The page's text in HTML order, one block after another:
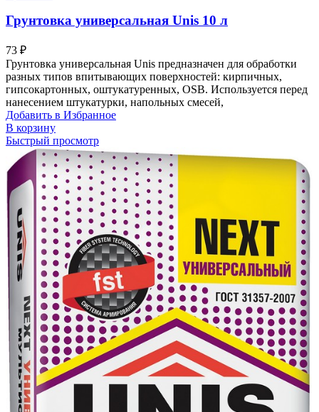
Грунтовка универсальная Unis 10 л
73 ₽
Грунтовка универсальная Unis предназначен для обработки
разных типов впитывающих поверхностей: кирпичных,
гипсокартонных, оштукатуренных, OSB. Используется перед
нанесением штукатурки, напольных смесей,
Добавить в Избранное
В корзину
Быстрый просмотр